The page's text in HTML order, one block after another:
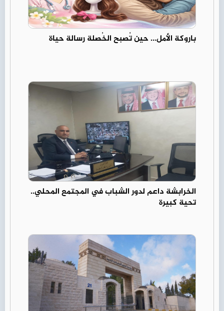
باروكة الأمل… حين تُصبح الخُصلة رسالة حياة
الخرابشة داعم لدور الشباب في المجتمع المحلي..
تحية كبيرة